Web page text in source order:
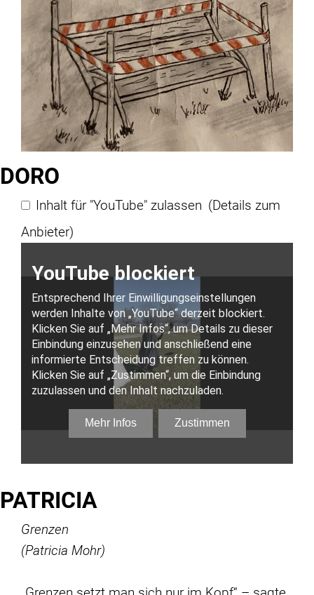
DORO
Inhalt für "YouTube" zulassen (Details zum
Anbieter)
PATRICIA
Grenzen
(Patricia Mohr)